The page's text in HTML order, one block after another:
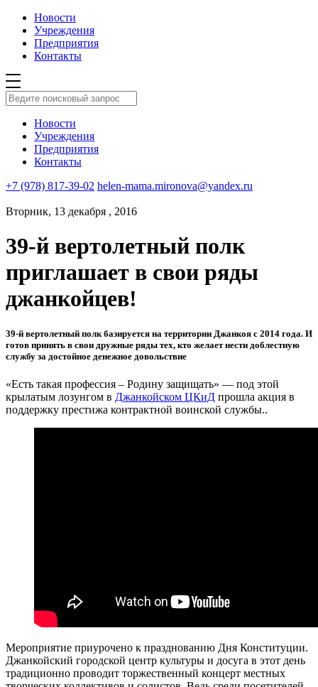
Новости
Учреждения
Предприятия
Контакты
Новости
Учреждения
Предприятия
Контакты
+7 (978) 817-39-02 helen-mama.mironova@yandex.ru
Вторник, 13 декабря , 2016
39-й вертолетный полк
приглашает в свои ряды
джанкойцев!
39-й вертолетный полк базируется на территории Джанкоя с 2014 года. И
готов принять в свои дружные ряды тех, кто желает нести доблестную
службу за достойное денежное довольствие
«Есть такая профессия – Родину защищать» — под этой
крылатым лозунгом в Джанкойском ЦКиД прошла акция в
поддержку престижа контрактной воинской службы..
Мероприятие приурочено к празднованию Дня Конституции.
Джанкойский городской центр культуры и досуга в этот день
традиционно проводит торжественный концерт местных